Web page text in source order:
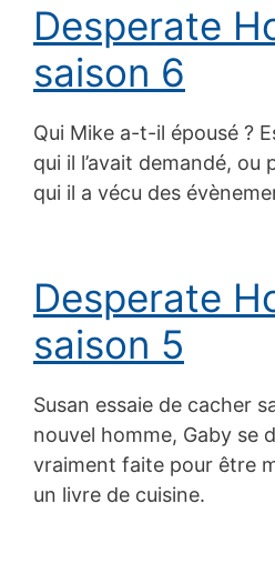
Desperate
saison 6
Qui Mike a-t-il épousé ?
qui il l’avait demandé, ou
qui il a vécu des
Desperate
saison 5
Susan essaie de cacher
nouvel homme, Gaby se
vraiment faite pour être
un livre de cuisine.